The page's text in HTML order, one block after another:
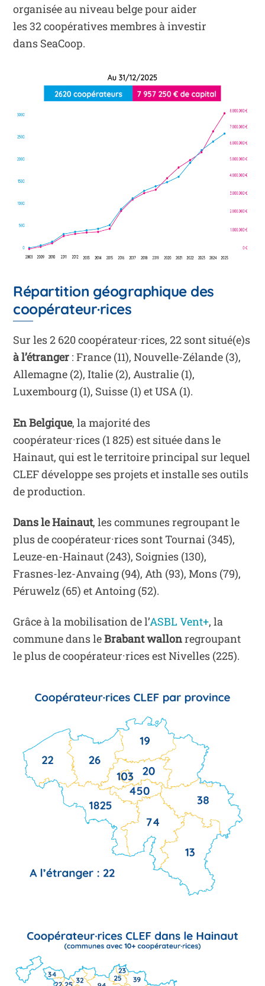
organisée au niveau belge pour aider
les 32 coopératives membres à investir
dans SeaCoop.
Répartition géographique des
coopérateur·rices
Sur les 2 620 coopérateur·rices, 22 sont situé(e)s
à l’étranger : France (11), Nouvelle-Zélande (3),
Allemagne (2), Italie (2), Australie (1),
Luxembourg (1), Suisse (1) et USA (1).
En Belgique,la majorité des
coopérateur·rices (1 825)est située dans le
Hainaut, qui est le territoireprincipal sur lequel
CLEF développe ses projets et installe ses outils
de production.
Dans le Hainaut,les communes regroupant le
plus de coopérateur·rices sont Tournai (345),
Leuze-en-Hainaut (243), Soignies (130),
Frasnes-lez-Anvaing (94), Ath (93), Mons (79),
Péruwelz (65) et Antoing (52).
Grâce à la mobilisation de l’ASBL Vent+, la
commune dans leBrabant wallonregroupant
le plus de coopérateur·rices est Nivelles (225).